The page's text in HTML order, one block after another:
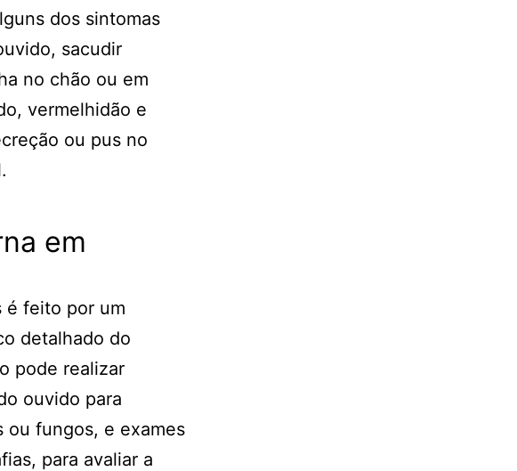
dos sintomas
sacudir
no chão ou em
vermelhidão e
ou pus no
em
é feito por um
detalhado do
pode realizar
ouvido para
ou fungos, e exames
para avaliar a